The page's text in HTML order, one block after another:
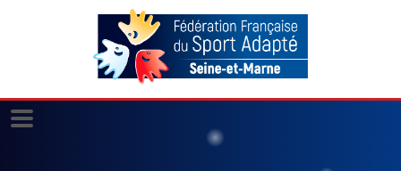
Panneau de gestion des cookies